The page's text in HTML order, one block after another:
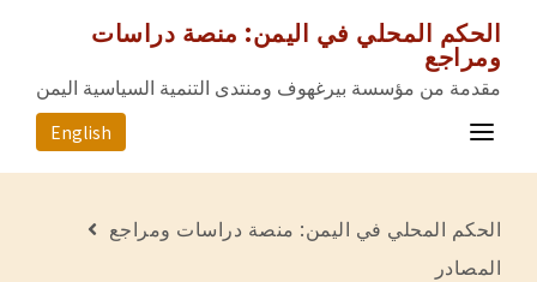
الحكم المحلي في اليمن: منصة دراسات
ومراجع
مقدمة من مؤسسة بيرغهوف ومنتدى التنمية السياسية اليمن
English
الحكم المحلي في اليمن: منصة دراسات ومراجع
المصادر